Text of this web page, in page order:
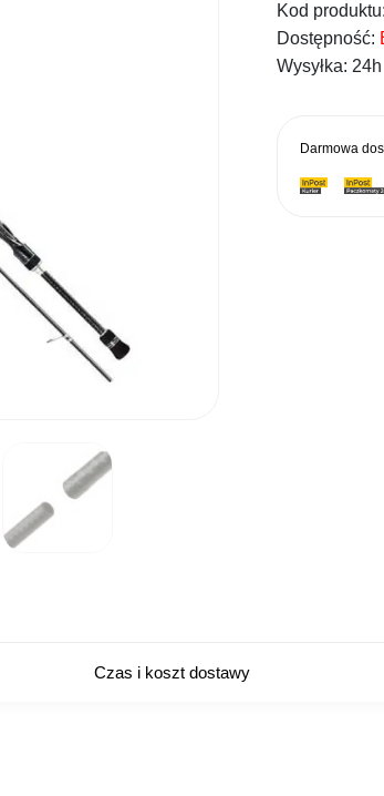
Kod
Dostępność:
Wysyłka:24h
Darmowa
Czas i koszt dostawy